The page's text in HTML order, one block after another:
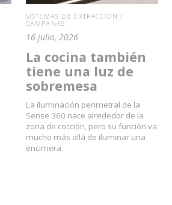
SISTEMAS DE EXTRACCIÓN /
CAMPANAS
16 julio, 2026
La cocina también
tiene una luz de
sobremesa
La iluminación perimetral de la
Sense 360 nace alrededor de la
zona de cocción, pero su función va
mucho más allá de iluminar una
encimera.